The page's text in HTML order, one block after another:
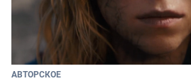
АВТОРСКОЕ